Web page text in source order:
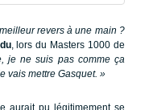
revers à une main ?
, lors du Masters 1000 de
je ne suis pas comme ça
vais mettre Gasquet. »
aurait pu légitimement se